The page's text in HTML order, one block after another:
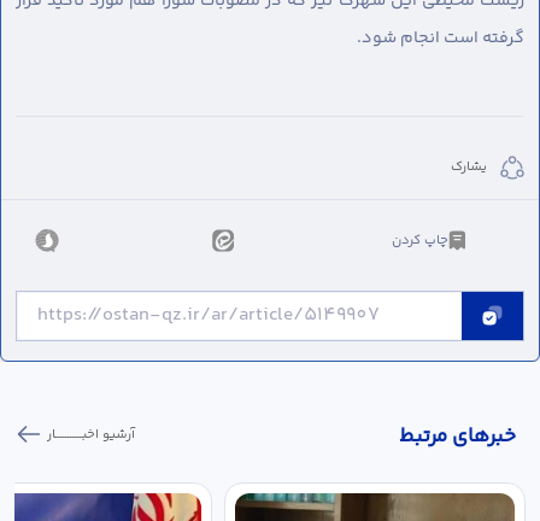
گرفته است انجام شود.
يشارك
چاپ کردن
خبر‌های مرتبط آرشیو اخبـــــــــــار